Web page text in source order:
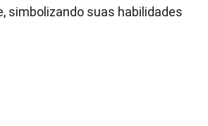
simbolizando suas habilidades